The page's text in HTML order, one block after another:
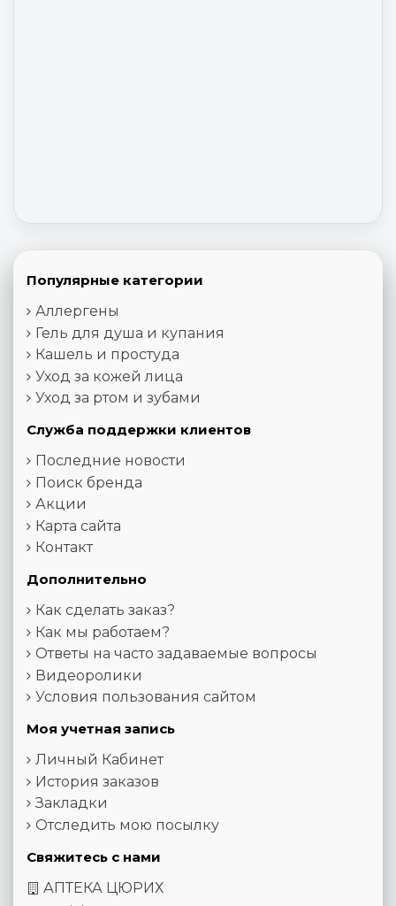
Популярные категории
Аллергены
Гель для душа и купания
Кашель и простуда
Уход за кожей лица
Уход за ртом и зубами
Служба поддержки клиентов
Последние новости
Поиск бренда
Акции
Карта сайта
Контакт
Дополнительно
Как сделать заказ?
Как мы работаем?
Ответы на часто задаваемые вопросы
Видеоролики
Условия пользования сайтом
Моя учетная запись
Личный Кабинет
История заказов
Закладки
Отследить мою посылку
Свяжитесь с нами
АПТЕКА ЦЮРИХ